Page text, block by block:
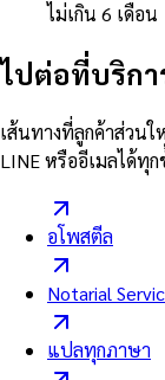
ไม่เกิน 6 เดือน
ไปต่อที่บริกา
เส้นทางที่ลูกค้าส่วน
LINE หรืออีเมลได้ทุ
อโพสตีล
Notarial
แปลทุกภาษา